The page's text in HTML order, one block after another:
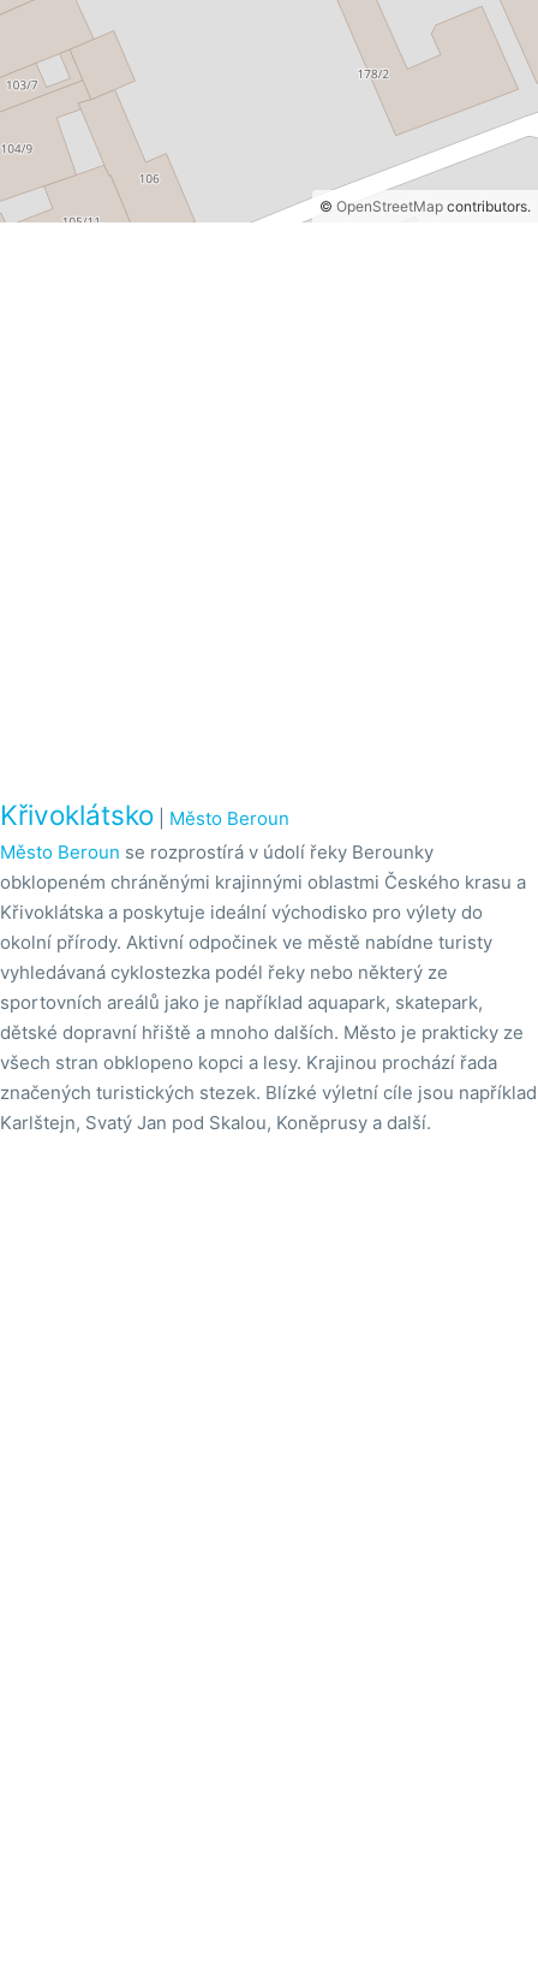
© OpenStreetMap contributors.
Křivoklátsko
Město Beroun
Město Beroun se rozprostírá v údolí řeky Berounky
obklopeném chráněnými krajinnými oblastmi Českého krasu a
Křivoklátska a poskytuje ideální východisko pro výlety do
okolní přírody. Aktivní odpočinek ve městě nabídne turisty
vyhledávaná cyklostezka podél řeky nebo některý ze
sportovních areálů jako je například aquapark, skatepark,
dětské dopravní hřiště a mnoho dalších. Město je prakticky ze
všech stran obklopeno kopci a lesy. Krajinou prochází řada
značených turistických stezek. Blízké výletní cíle jsou například
Karlštejn, Svatý Jan pod Skalou, Koněprusy a další.